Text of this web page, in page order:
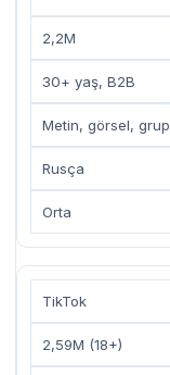
2,2M
30+ yaş, B2B
Metin, görsel, grup
Rusça
Orta
TikTok
2,59M (18+)